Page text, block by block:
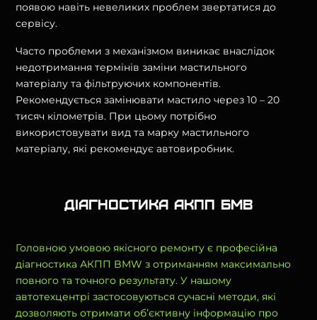
появою навіть невеликих проблем звертатися до
сервісу.
Часто проблеми з механізмом виникає внаслідок
недотримання термінів заміни мастильного
матеріалу та фільтруючих компонентів.
Рекомендується замінювати мастило через 10 – 20
тисяч кілометрів. При цьому потрібно
використовувати вид та марку мастильного
матеріалу, які рекомендує автовиробник.
Діагностика АКПП БМВ
Головною умовою якісного ремонту є професійна
діагностика АКПП BMW з отриманням максимально
повного та точного результату. У нашому
автотехцентрі застосовуються сучасні методи, які
дозволяють отримати об’єктивну інформацію про